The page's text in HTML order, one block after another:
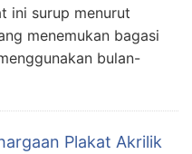
ini surup menurut
menemukan bagasi
bulan-
Plakat Akrilik